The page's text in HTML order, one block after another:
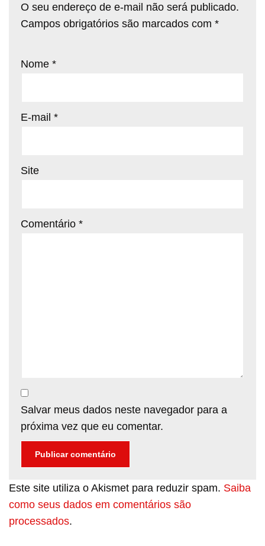
O seu endereço de e-mail não será publicado.
Campos obrigatórios são marcados com *
Nome *
E-mail *
Site
Comentário *
Salvar meus dados neste navegador para a
próxima vez que eu comentar.
Este site utiliza o Akismet para reduzir spam. Saiba
como seus dados em comentários são
processados.